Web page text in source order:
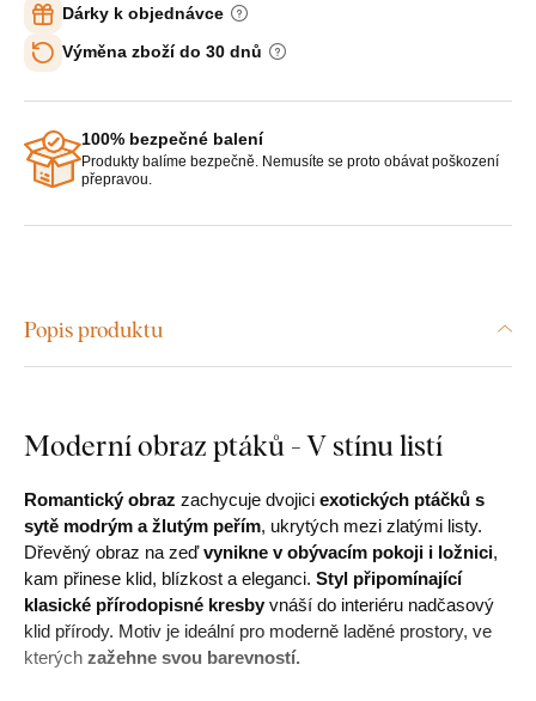
Dárky k objednávce
Výměna zboží do 30 dnů
100% bezpečné balení
Produkty balíme bezpečně. Nemusíte se proto obávat poškození
přepravou.
Popis produktu
Moderní obraz ptáků - V stínu listí
Romantický obraz zachycuje dvojici exotických ptáčků s
sytě modrým a žlutým peřím, ukrytých mezi zlatými listy.
Dřevěný obraz na zeďvynikne v obývacím pokoji i ložnici,
kam přinese klid, blízkost a eleganci. Styl připomínající
klasické přírodopisné kresby vnáší do interiéru nadčasový
klid přírody. Motiv je ideální pro moderně laděné prostory, ve
kterých zažehne svou barevností.